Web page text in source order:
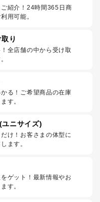
紹介！24時間365日商
用可能。
り
全店舗の中から受け取
る！ご希望商品の在庫
す。
ニサイズ)
け！お客さまの体型に
ます。
ゲット！最新情報やお
す。